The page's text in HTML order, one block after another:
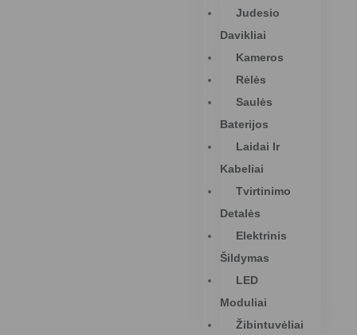
Judesio
Davikliai
Kameros
Rėlės
Saulės
Baterijos
Laidai Ir
Kabeliai
Tvirtinimo
Detalės
Elektrinis
Šildymas
LED
Moduliai
Žibintuvėliai